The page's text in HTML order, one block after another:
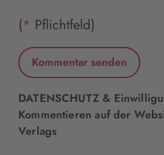
(* Pflichtfeld)
DATENSCHUTZ &
Kommentieren auf der
Verlags